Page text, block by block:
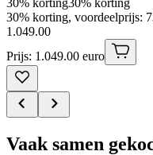
30% korting, voordeelprijs:
1 .049.00
Prijs: 1.049.00 euro
Vaak samen